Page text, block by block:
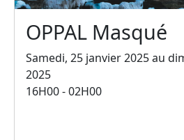
OPPAL Masqué
Samedi, 25 janvier 2025 au
2025
16H00 - 02H00